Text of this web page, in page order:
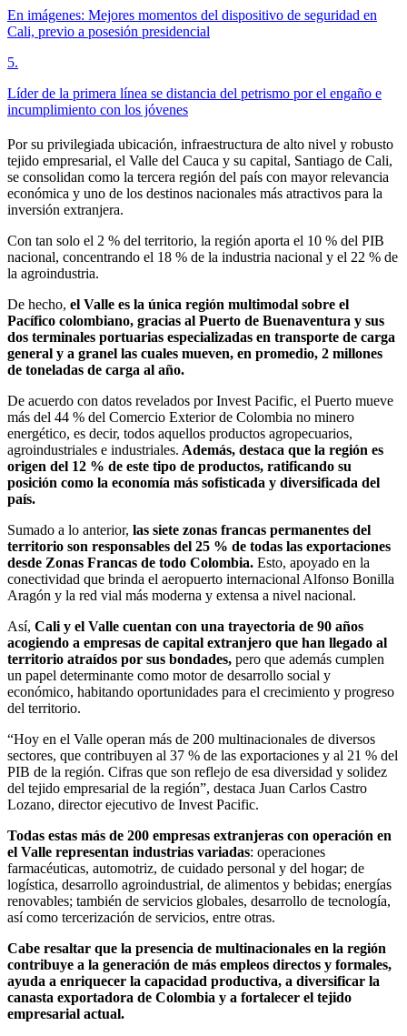
En imágenes: Mejores momentos del dispositivo de seguridad en
Cali, previo a posesión presidencial
5.
Líder de la primera línea se distancia del petrismo por el engaño e
incumplimiento con los jóvenes
Por su privilegiada ubicación, infraestructura de alto nivel y robusto
tejido empresarial, el Valle del Cauca y su capital, Santiago de Cali,
se consolidan como la tercera región del país con mayor relevancia
económica y uno de los destinos nacionales más atractivos para la
inversión extranjera.
Con tan solo el 2 % del territorio, la región aporta el 10 % del PIB
nacional, concentrando el 18 % de la industria nacional y el 22 % de
la agroindustria.
De hecho, el Valle es la única región multimodal sobre el
Pacífico colombiano, gracias al Puerto de Buenaventura y sus
dos terminales portuarias especializadas en transporte de carga
general y a granel las cuales mueven, en promedio, 2 millones
de toneladas de carga al año.
De acuerdo con datos revelados por Invest Pacific, el Puerto mueve
más del 44 % del Comercio Exterior de Colombia no minero
energético, es decir, todos aquellos productos agropecuarios,
agroindustriales e industriales. Además, destaca que la región es
origen del 12 % de este tipo de productos, ratificando su
posición como la economía más sofisticada y diversificada del
país.
Sumado a lo anterior, las siete zonas francas permanentes del
territorio son responsables del 25 % de todas las exportaciones
desde Zonas Francas de todo Colombia. Esto, apoyado en la
conectividad que brinda el aeropuerto internacional Alfonso Bonilla
Aragón y la red vial más moderna y extensa a nivel nacional.
Así, Cali y el Valle cuentan con una trayectoria de 90 años
acogiendo a empresas de capital extranjero que han llegado al
territorio atraídos por sus bondades, pero que además cumplen
un papel determinante como motor de desarrollo social y
económico, habitando oportunidades para el crecimiento y progreso
del territorio.
“Hoy en el Valle operan más de 200 multinacionales de diversos
sectores, que contribuyen al 37 % de las exportaciones y al 21 % del
PIB de la región. Cifras que son reflejo de esa diversidad y solidez
del tejido empresarial de la región”, destaca Juan Carlos Castro
Lozano, director ejecutivo de Invest Pacific.
Todas estas más de 200 empresas extranjeras con operación en
el Valle representan industrias variadas: operaciones
farmacéuticas, automotriz, de cuidado personal y del hogar; de
logística, desarrollo agroindustrial, de alimentos y bebidas; energías
renovables; también de servicios globales, desarrollo de tecnología,
así como tercerización de servicios, entre otras.
Cabe resaltar que la presencia de multinacionales en la región
contribuye a la generación de más empleos directos y formales,
ayuda a enriquecer la capacidad productiva, a diversificar la
canasta exportadora de Colombia y a fortalecer el tejido
empresarial actual.